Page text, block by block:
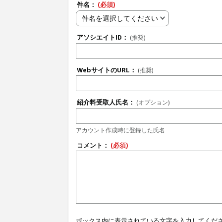
件名： (必須)
件名を選択してください
アソシエイトID： (推奨)
WebサイトのURL： (推奨)
紹介料受取人氏名： (オプション)
アカウント作成時に登録した氏名
コメント： (必須)